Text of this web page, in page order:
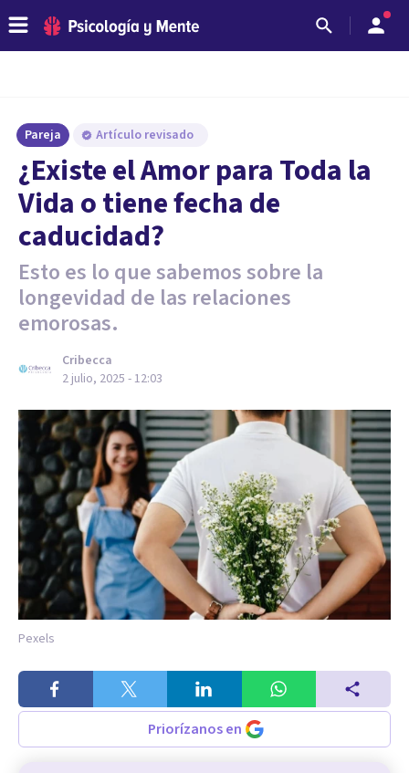
Pareja Artículo revisado
¿Existe el Amor para Toda la
Vida o tiene fecha de
caducidad?
Esto es lo que sabemos sobre la
longevidad de las relaciones
emorosas.
Cribecca
2 julio, 2025 - 12:03
Pexels
Priorízanos en